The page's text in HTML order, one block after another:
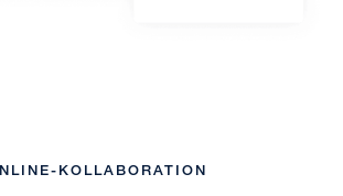
KOLLABORATION